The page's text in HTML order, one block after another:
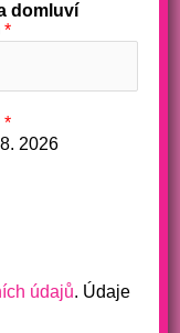
domluví
*
*
2026
údajů. Údaje